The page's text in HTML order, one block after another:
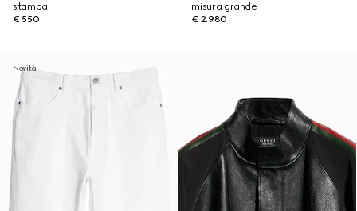
stampa
€ 550
misura grande
€ 2.980
Novità